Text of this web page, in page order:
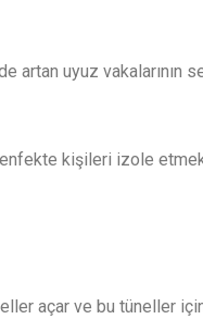
artan uyuz vakalarının
enfekte kişileri izole
açar ve bu tüneller